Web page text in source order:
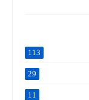
113
29
11